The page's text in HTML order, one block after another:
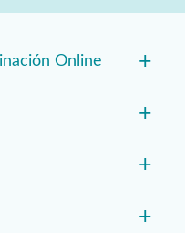
Online +
+
+
+